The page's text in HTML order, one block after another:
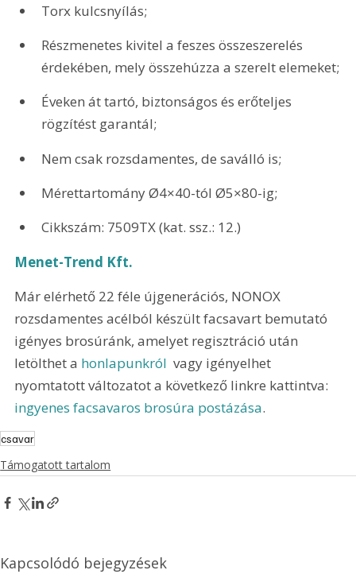
Torx kulcsnyílás;
Részmenetes kivitel a feszes összeszerelés
érdekében, mely összehúzza a szerelt elemeket;
Éveken át tartó, biztonságos és erőteljes
rögzítést garantál;
Nem csak rozsdamentes, de saválló is;
Mérettartomány Ø4×40-tól Ø5×80-ig;
Cikkszám: 7509TX (kat. ssz.: 12.)
Menet-Trend Kft.
Már elérhető 22 féle újgenerációs, NONOX
rozsdamentes acélból készült facsavart bemutató
igényes brosúránk, amelyet regisztráció után
letölthet a honlapunkról vagy igényelhet
nyomtatott változatot a következő linkre kattintva:
ingyenes facsavaros brosúra postázása.
csavar
Támogatott tartalom
Kapcsolódó bejegyzések